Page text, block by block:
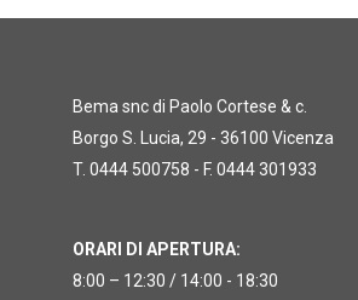
Bema snc di Paolo Cortese & c.
Borgo S. Lucia, 29 - 36100 Vicenza
T. 0444 500758 - F. 0444 301933
ORARI DI APERTURA:
8:00 – 12:30 / 14:00 - 18:30